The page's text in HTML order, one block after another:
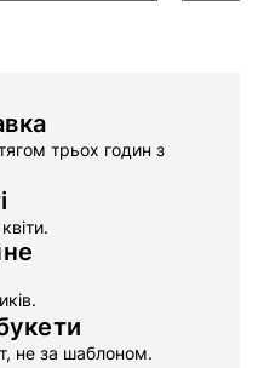
трьох годин з
не за шаблоном.